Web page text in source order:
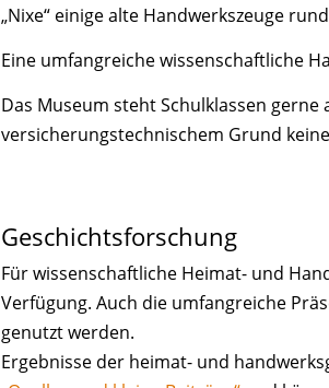
„Nixe“ einige alte Handwerkszeuge
Eine umfangreiche wissenschaftliche
Das Museum steht Schulklassen
versicherungstechnischem Grund
Geschichtsforschung
Für wissenschaftliche Heimat- und
Verfügung. Auch die umfangreiche
genutzt werden.
Ergebnisse der heimat- und